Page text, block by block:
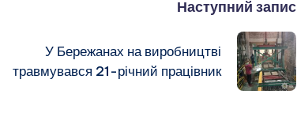
Наступний запис
У Бережанах на виробництві
травмувався 21-річний працівник